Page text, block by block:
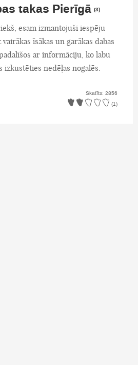
takas Pierīgā (3)
esam izmantojuši iespēju
īsākas un garākas dabas
ar informāciju, ko labu
nedēļas nogalēs.
Skatīts: 2856
(1)